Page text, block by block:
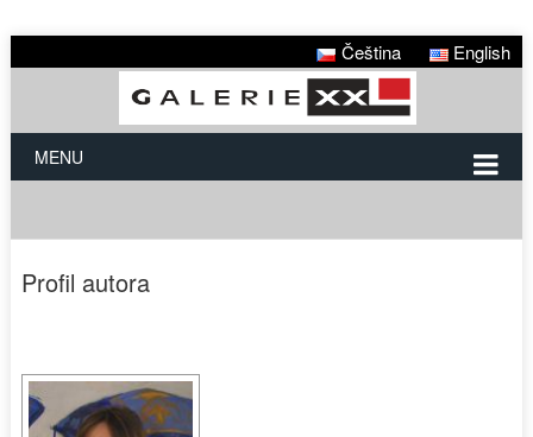
Čeština English
MENU
Profil autora